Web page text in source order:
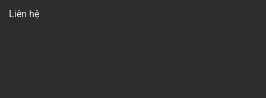
Liên hệ